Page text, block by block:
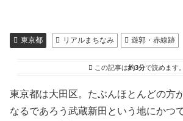
東京都 リアルまちなみ 遊郭・赤線跡
この記事は約3分で読めます。
東京都は大田区。たぶんほとんどの方
なるであろう武蔵新田という地にかつ